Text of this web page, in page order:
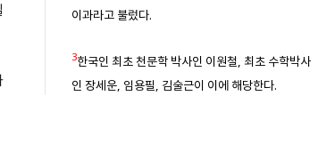
이과라고 불렀다.
3한국인 최초 천문학 박사인 이원철, 최초 수학박사
인 장세운, 임용필, 김술근이 이에 해당한다.